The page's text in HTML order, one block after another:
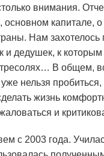
внимания.
основном капитале,
Нам
и дедушек, к
В общем,
нельзя
жизнь
и
с 2003 года.